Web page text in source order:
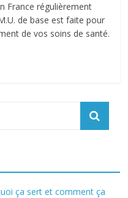
France régulièrement
de base est faite pour
de vos soins de santé.
ça sert et comment ça